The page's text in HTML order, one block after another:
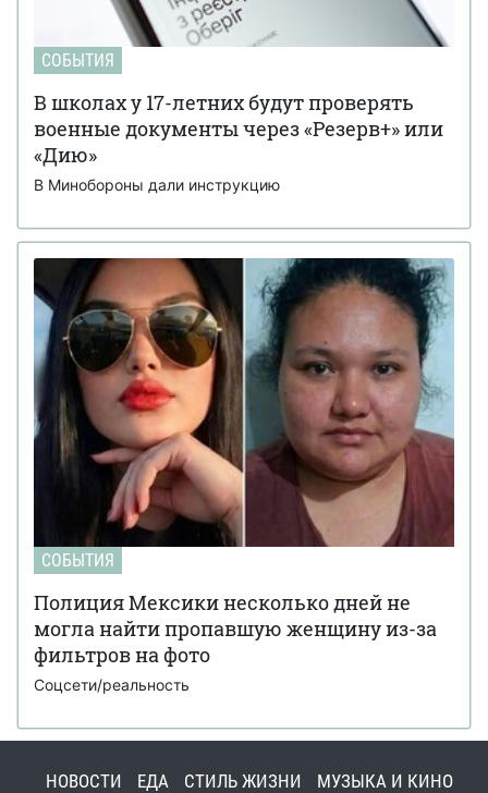
СОБЫТИЯ
В школах у 17-летних будут проверять
военные документы через «Резерв+» или
«Дию»
В Минобороны дали инструкцию
СОБЫТИЯ
Полиция Мексики несколько дней не
могла найти пропавшую женщину из-за
фильтров на фото
Соцсети/реальность
НОВОСТИ ЕДА СТИЛЬ ЖИЗНИ
МУЗЫКА И КИНО